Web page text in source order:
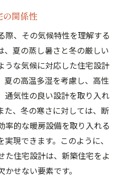
の関係性
際、その気候特性を理解する
、夏の蒸し暑さと冬の厳しい
うな気候に対応した住宅設計
夏の高温多湿を考慮し、高性
通気性の良い設計を取り入れ
た、冬の寒さに対しては、断
率的な暖房設備を取り入れる
現できます。このように、
た住宅設計は、新築住宅をよ
せない要素です。